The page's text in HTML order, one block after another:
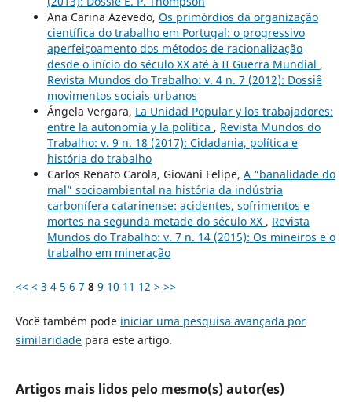
Ana Carina Azevedo, Os primórdios da organização
científica do trabalho em Portugal: o progressivo
aperfeiçoamento dos métodos de racionalização
desde o início do século XX até à II Guerra Mundial ,
Revista Mundos do Trabalho: v. 4 n. 7 (2012): Dossiê
movimentos sociais urbanos
Ángela Vergara, La Unidad Popular y los trabajadores:
entre la autonomía y la política , Revista Mundos do
Trabalho: v. 9 n. 18 (2017): Cidadania, política e
história do trabalho
Carlos Renato Carola, Giovani Felipe, A “banalidade do
mal” socioambiental na história da indústria
carbonífera catarinense: acidentes, sofrimentos e
mortes na segunda metade do século XX , Revista
Mundos do Trabalho: v. 7 n. 14 (2015): Os mineiros e o
trabalho em mineração
<< < 3 4 5 6 7 8 9 10 11 12 > >>
Você também pode iniciar uma pesquisa avançada por
similaridadepara este artigo.
Artigos mais lidos pelo mesmo(s) autor(es)